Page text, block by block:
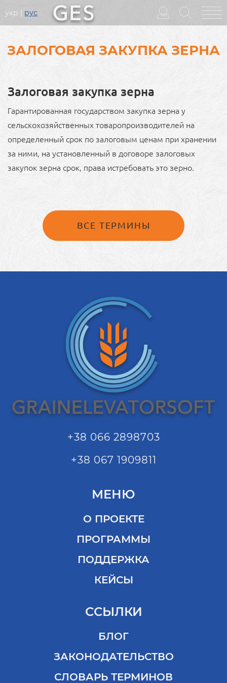
укр рус
Головне
меню
ЗАЛОГОВАЯ ЗАКУПКА ЗЕРНА
Залоговая закупка зерна
Гарантированная государством закупка зерна у
сельскохозяйственных товаропроизводителей на
определенный срок по залоговым ценам при хранении
за ними, на установленный в договоре залоговых
закупок зерна срок, права истребовать это зерно.
ВСЕ ТЕРМИНЫ
+38 066 2898703
+38 067 1909811
МЕНЮ
О ПРОЕКТЕ
ПРОГРАММЫ
ПОДДЕРЖКА
КЕЙСЫ
ССЫЛКИ
БЛОГ
ЗАКОНОДАТЕЛЬСТВО
СЛОВАРЬ ТЕРМИНОВ